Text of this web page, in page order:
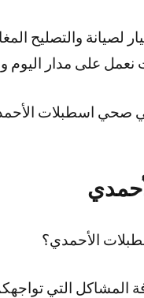
لصيانة
على مدار اليوم
صحي اسطبلات
الأحمدي؟
المشاكل التي